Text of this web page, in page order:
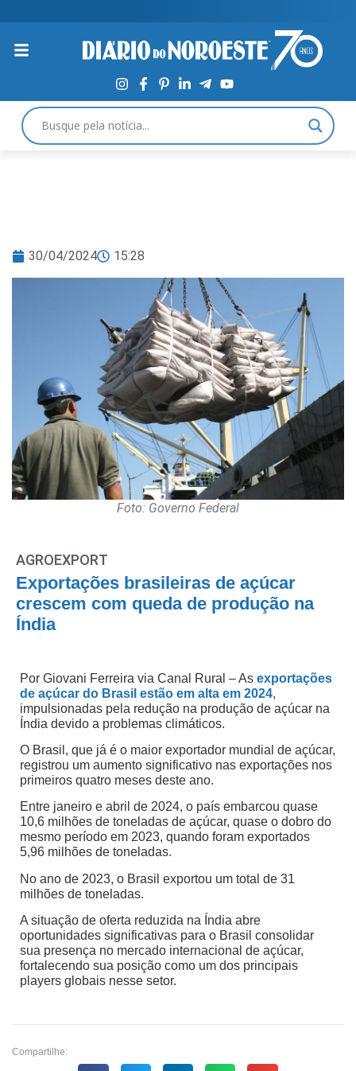
30/04/2024 15:28
Foto: Governo Federal
AGROEXPORT
Exportações brasileiras de açúcar
crescem com queda de produção na
Índia
Por Giovani Ferreira via Canal Rural – As exportações
de açúcar do Brasil estão em alta em 2024,
impulsionadas pela redução na produção de açúcar na
Índia devido a problemas climáticos.
O Brasil, que já é o maior exportador mundial de açúcar,
registrou um aumento significativo nas exportações nos
primeiros quatro meses deste ano.
Entre janeiro e abril de 2024, o país embarcou quase
10,6 milhões de toneladas de açúcar, quase o dobro do
mesmo período em 2023, quando foram exportados
5,96 milhões de toneladas.
No ano de 2023, o Brasil exportou um total de 31
milhões de toneladas.
A situação de oferta reduzida na Índia abre
oportunidades significativas para o Brasil consolidar
sua presença no mercado internacional de açúcar,
fortalecendo sua posição como um dos principais
players globais nesse setor.
Compartilhe: